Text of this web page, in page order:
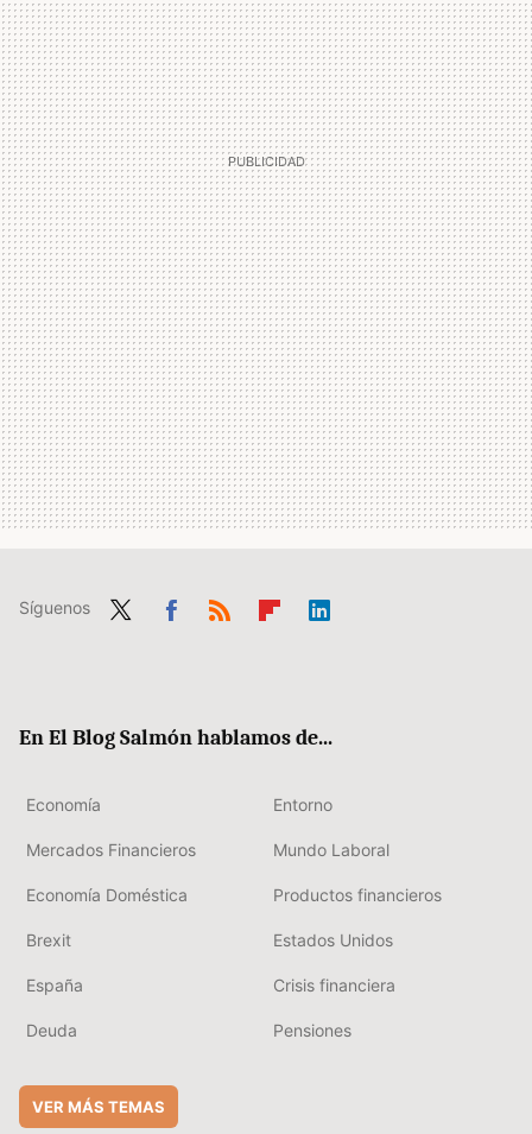
Síguenos
En El Blog Salmón hablamos de...
Economía Entorno
Mercados Financieros Mundo Laboral
Economía Doméstica Productos financieros
Brexit Estados Unidos
España Crisis financiera
Deuda Pensiones
VER MÁS TEMAS